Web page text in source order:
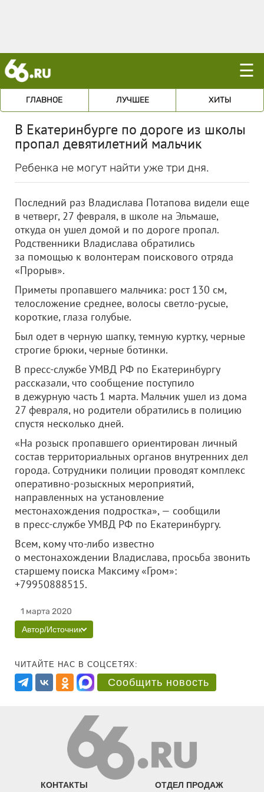
☰
ГЛАВНОЕ ЛУЧШЕЕ ХИТЫ
В Екатеринбурге по дороге из школы
пропал девятилетний мальчик
Ребенка не могут найти уже три дня.
Последний раз Владислава Потапова видели еще
в четверг, 27 февраля, в школе на Эльмаше,
откуда он ушел домой и по дороге пропал.
Родственники Владислава обратились
за помощью к волонтерам поискового отряда
«Прорыв».
Приметы пропавшего мальчика: рост 130 см,
телосложение среднее, волосы светло-русые,
короткие, глаза голубые.
Был одет в черную шапку, темную куртку, черные
строгие брюки, черные ботинки.
В пресс-службе УМВД РФ по Екатеринбургу
рассказали, что сообщение поступило
в дежурную часть 1 марта. Мальчик ушел из дома
27 февраля, но родители обратились в полицию
спустя несколько дней.
«На розыск пропавшего ориентирован личный
состав территориальных органов внутренних дел
города. Сотрудники полиции проводят комплекс
оперативно-розыскных мероприятий,
направленных на установление
местонахождения подростка», — сообщили
в пресс-службе УМВД РФ по Екатеринбургу.
Всем, кому что-либо известно
о местонахождении Владислава, просьба звонить
старшему поиска Максиму «Гром»:
+79950888515.
1 марта 2020
Автор/Источник
ЧИТАЙТЕ НАС В СОЦСЕТЯХ:
Сообщить новость
КОНТАКТЫ ОТДЕЛ ПРОДАЖ